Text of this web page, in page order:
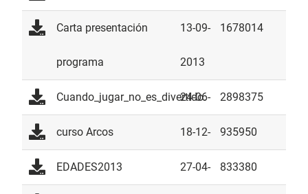
2014
Carta presentación
programa
13-09-
2013
1678014
Cuando_jugar_no_es_divertido.
24-06-
2013
2898375
curso Arcos 18-12-
2013
935950
EDADES2013 27-04- 833380